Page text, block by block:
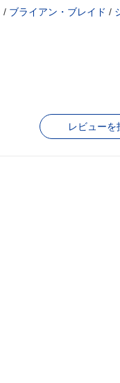
/ ブライアン・ブレイド /
レビューを